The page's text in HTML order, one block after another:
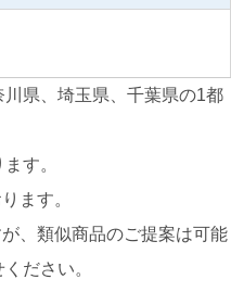
県、埼玉県、千葉県の1都
す。
ます。
、類似商品のご提案は可能
ださい。